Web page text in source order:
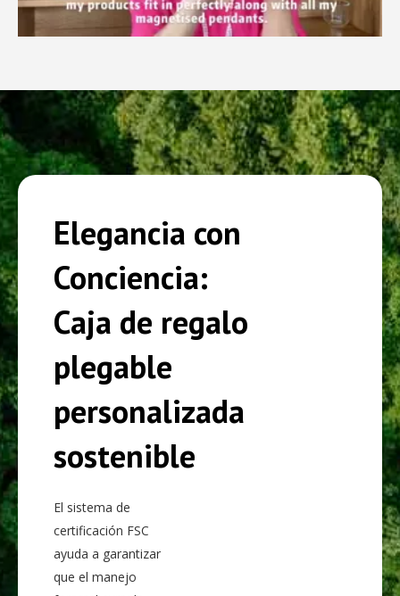
Elegancia con
Conciencia:
Caja de regalo
plegable
personalizada
sostenible
El sistema de
certificación FSC
ayuda a garantizar
que el manejo